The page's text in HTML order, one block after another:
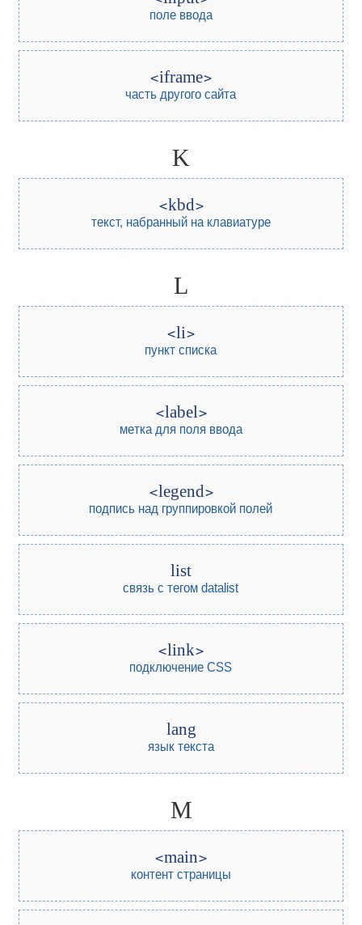
поле ввода
iframe
часть другого сайта
K
kbd
текст, набранный на клавиатуре
L
li
пункт списка
label
метка для поля ввода
legend
подпись над группировкой полей
list
связь с тегом datalist
link
подключение CSS
lang
язык текста
M
main
контент страницы